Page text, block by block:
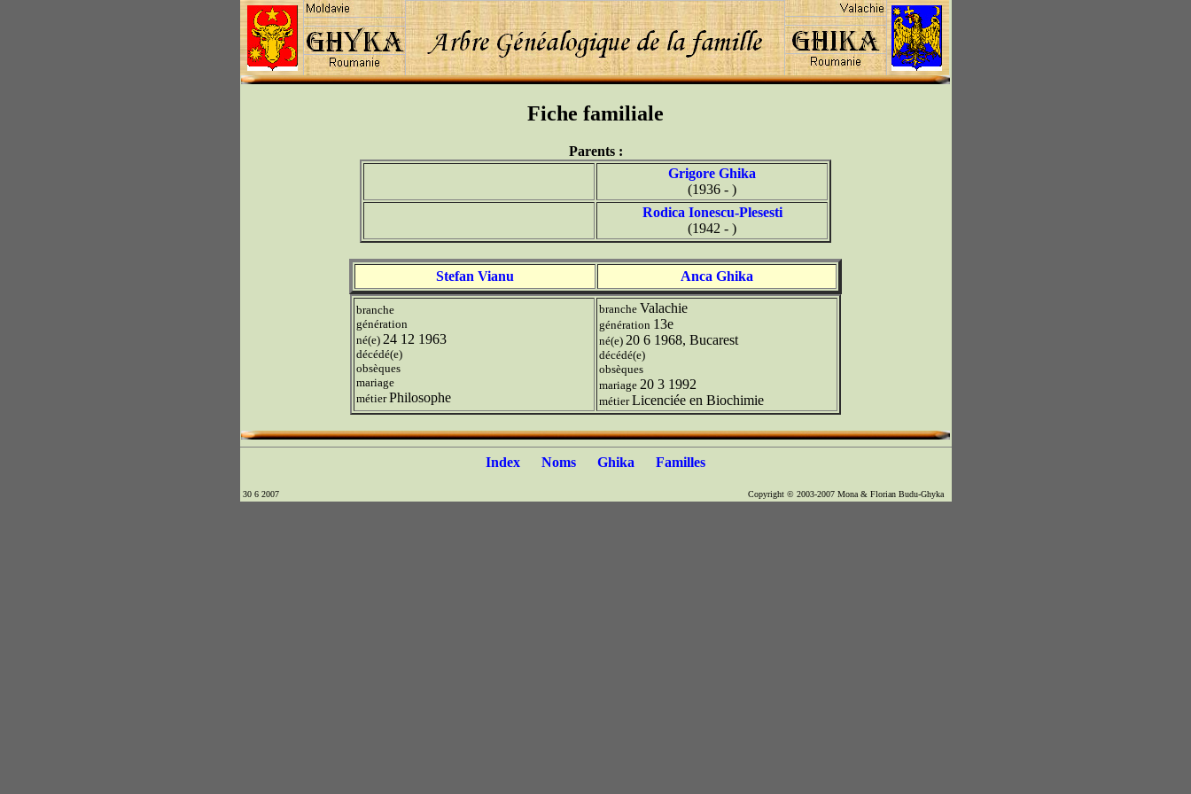
Fiche familiale
Parents :
Grigore Ghika
(1936 - )
Rodica Ionescu-Plesesti
(1942 - )
Stefan Vianu Anca Ghika
branche
génération
né(e) 24 12 1963
décédé(e)
obsèques
mariage
métierPhilosophe
branche Valachie
génération 13e
né(e) 20 6 1968, Bucarest
décédé(e)
obsèques
mariage 20 3 1992
métierLicenciée en Biochimie
Index Noms Ghika Familles
30 6 2007 Copyright © 2003-2007 Mona & Florian Budu-Ghyka